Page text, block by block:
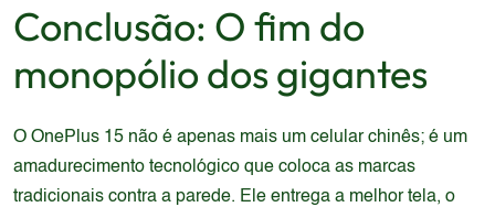
Conclusão: O fim do
monopólio dos gigantes
O OnePlus 15 não é apenas mais um celular chinês; é um
amadurecimento tecnológico que coloca as marcas
tradicionais contra a parede. Ele entrega a melhor tela, o